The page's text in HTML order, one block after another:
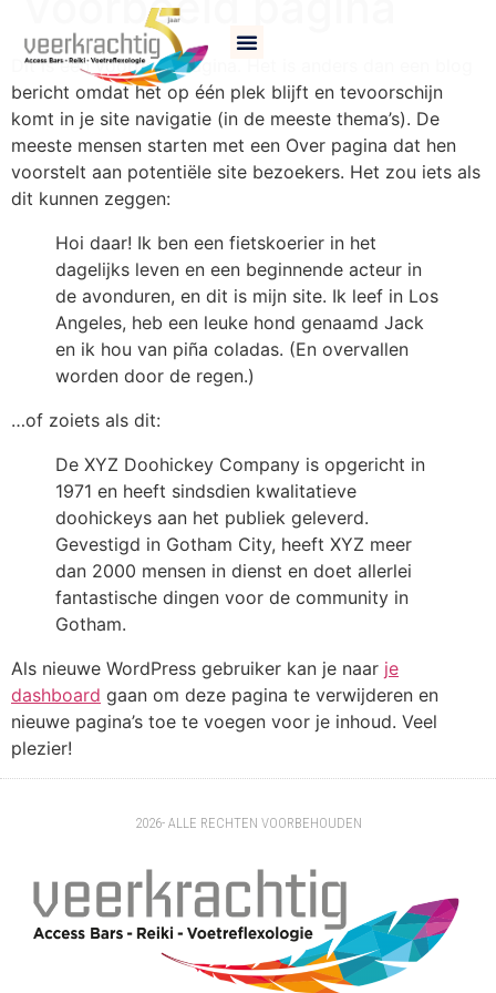
Dit is een voorbeeldpagina. Het is anders dan een blog
bericht omdat het op één plek blijft en tevoorschijn
komt in je site navigatie (in de meeste thema’s). De
meeste mensen starten met een Over pagina dat hen
voorstelt aan potentiële site bezoekers. Het zou iets als
dit kunnen zeggen:
Hoi daar! Ik ben een fietskoerier in het
dagelijks leven en een beginnende acteur in
de avonduren, en dit is mijn site. Ik leef in Los
Angeles, heb een leuke hond genaamd Jack
en ik hou van piña coladas. (En overvallen
worden door de regen.)
…of zoiets als dit:
De XYZ Doohickey Company is opgericht in
1971 en heeft sindsdien kwalitatieve
doohickeys aan het publiek geleverd.
Gevestigd in Gotham City, heeft XYZ meer
dan 2000 mensen in dienst en doet allerlei
fantastische dingen voor de community in
Gotham.
Als nieuwe WordPress gebruiker kan je naar je
dashboard gaan om deze pagina te verwijderen en
nieuwe pagina’s toe te voegen voor je inhoud. Veel
plezier!
2026- ALLE RECHTEN VOORBEHOUDEN